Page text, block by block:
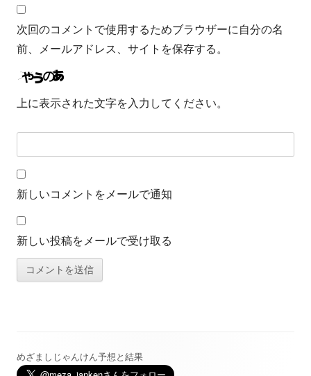
次回のコメントで使用するためブラウザーに自分の名
前、メールアドレス、サイトを保存する。
上に表示された文字を入力してください。
新しいコメントをメールで通知
新しい投稿をメールで受け取る
メ
めざましじゃんけん予想と結果